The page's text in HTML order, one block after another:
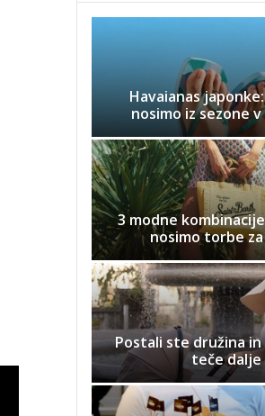
Havaianas
nosimo iz sezone v
3 modne
nosimo torbe
Postali ste družina in
teče dalje